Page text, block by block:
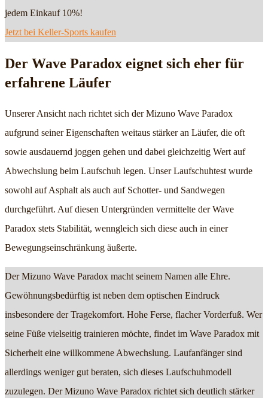
jedem Einkauf 10%!
Jetzt bei Keller-Sports kaufen
Der Wave Paradox eignet sich eher für
erfahrene Läufer
Unserer Ansicht nach richtet sich der Mizuno Wave Paradox
aufgrund seiner Eigenschaften weitaus stärker an Läufer, die oft
sowie ausdauernd joggen gehen und dabei gleichzeitig Wert auf
Abwechslung beim Laufschuh legen. Unser Laufschuhtest wurde
sowohl auf Asphalt als auch auf Schotter- und Sandwegen
durchgeführt. Auf diesen Untergründen vermittelte der Wave
Paradox stets Stabilität, wenngleich sich diese auch in einer
Bewegungseinschränkung äußerte.
Der Mizuno Wave Paradox macht seinem Namen alle Ehre.
Gewöhnungsbedürftig ist neben dem optischen Eindruck
insbesondere der Tragekomfort. Hohe Ferse, flacher Vorderfuß. Wer
seine Füße vielseitig trainieren möchte, findet im Wave Paradox mit
Sicherheit eine willkommene Abwechslung. Laufanfänger sind
allerdings weniger gut beraten, sich dieses Laufschuhmodell
zuzulegen. Der Mizuno Wave Paradox richtet sich deutlich stärker